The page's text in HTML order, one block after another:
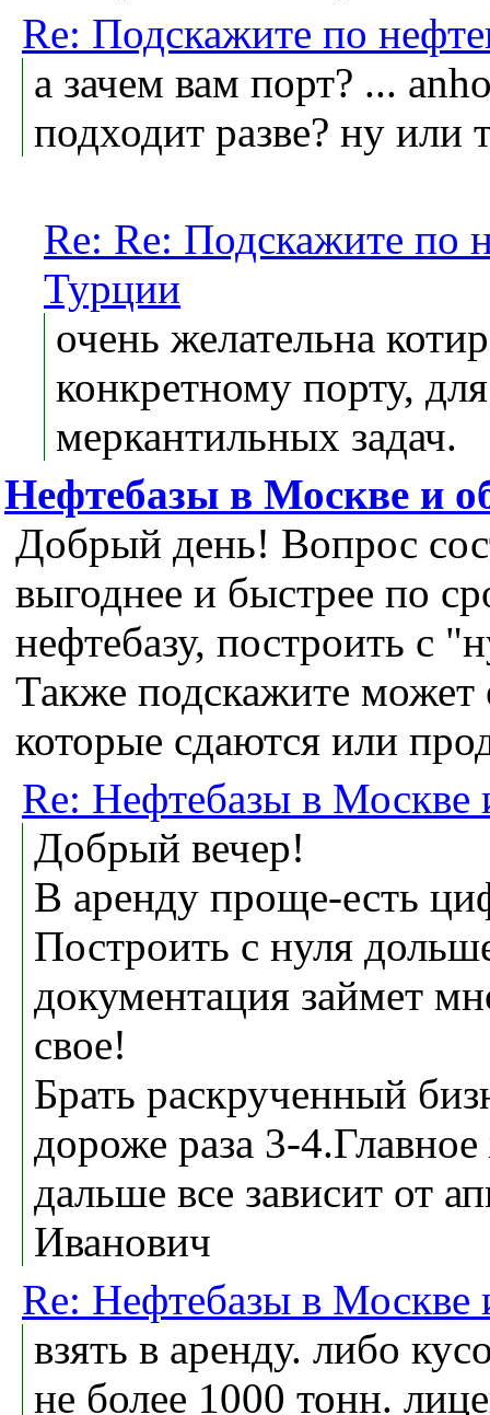
Re: Подскажите по
а зачем вам порт? ...
подходит разве? ну или
Re: Re: Подскажите по
Турции
очень желательна
конкретному порту,
меркантильных задач.
Нефтебазы в Москве и
Добрый день! Вопрос
выгоднее и быстрее по
нефтебазу, построить с
Также подскажите может
которые сдаются или
Re: Нефтебазы в Москве
Добрый вечер!
В аренду проще-есть
Построить с нуля
документация займет
свое!
Брать раскрученный
дороже раза 3-
дальше все зависит от
Иванович
Re: Нефтебазы в Москве
взять в аренду. либо
не более 1000 тонн.